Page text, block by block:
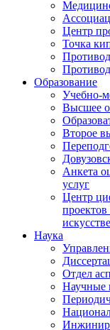
Центр
Точка
Образование
Учебно-
Высшее
Второе
Анкета
услуг
Центр
Наука
Отдел
Научные